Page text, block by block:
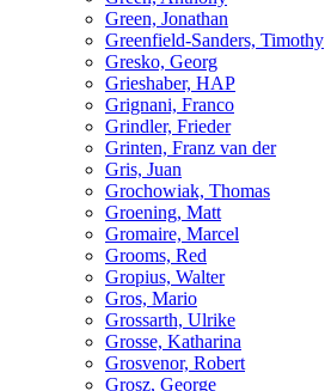
Green, Jonathan
Greenfield-Sanders, Timothy
Gresko, Georg
Grieshaber, HAP
Grignani, Franco
Grindler, Frieder
Grinten, Franz van der
Gris, Juan
Grochowiak, Thomas
Groening, Matt
Gromaire, Marcel
Grooms, Red
Gropius, Walter
Gros, Mario
Grossarth, Ulrike
Grosse, Katharina
Grosvenor, Robert
Grosz, George